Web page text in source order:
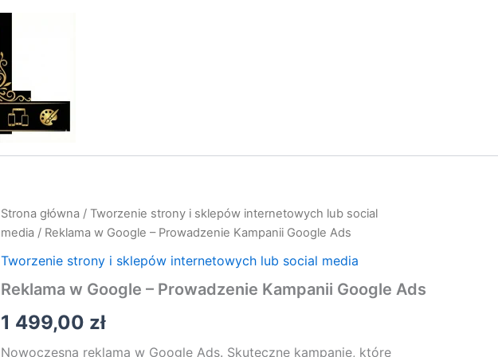
Strona główna / Tworzenie strony i sklepów internetowych lub social
media / Reklama w Google – Prowadzenie Kampanii Google Ads
Tworzenie strony i sklepów internetowych lub social media
Reklama w Google – Prowadzenie Kampanii Google Ads
1 499,00 zł
Nowoczesna reklama w Google Ads. Skuteczne kampanie, które
ilość
Reklama
Google
Prowadzenie
Google